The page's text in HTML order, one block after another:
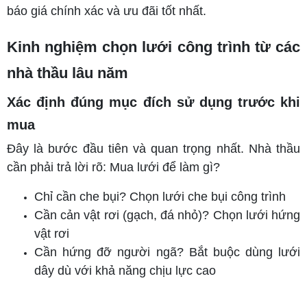
báo giá chính xác và ưu đãi tốt nhất.
Kinh nghiệm chọn lưới công trình từ các
nhà thầu lâu năm
Xác định đúng mục đích sử dụng trước khi
mua
Đây là bước đầu tiên và quan trọng nhất. Nhà thầu
cần phải trả lời rõ: Mua lưới để làm gì?
Chỉ cần che bụi? Chọn lưới che bụi công trình
Cần cản vật rơi (gạch, đá nhỏ)? Chọn lưới hứng
vật rơi
Cần hứng đỡ người ngã? Bắt buộc dùng lưới
dây dù với khả năng chịu lực cao